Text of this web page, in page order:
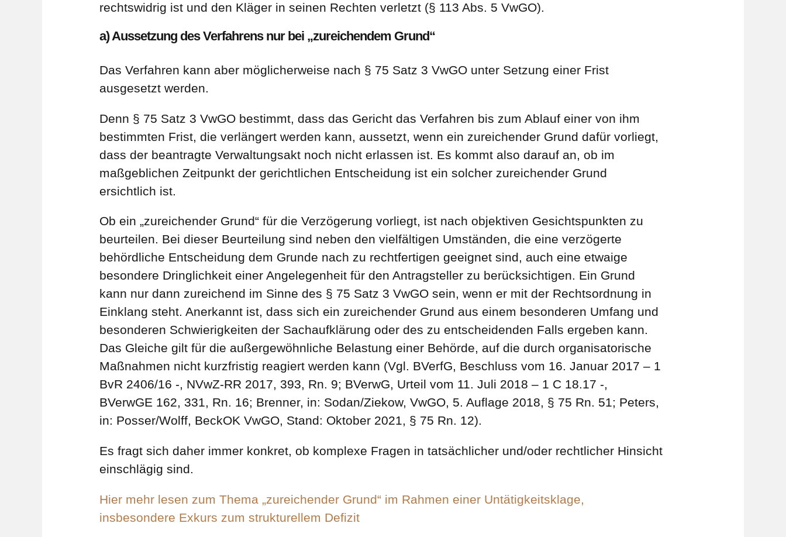
rechtswidrig ist und den Kläger in seinen Rechten verletzt (§ 113 Abs. 5 VwGO).
a) Aussetzung des Verfahrens nur bei „zureichendem Grund“
Das Verfahren kann aber möglicherweise nach § 75 Satz 3 VwGO unter Setzung einer Frist
ausgesetzt werden.
Denn § 75 Satz 3 VwGO bestimmt, dass das Gericht das Verfahren bis zum Ablauf einer von ihm
bestimmten Frist, die verlängert werden kann, aussetzt, wenn ein zureichender Grund dafür vorliegt,
dass der beantragte Verwaltungsakt noch nicht erlassen ist. Es kommt also darauf an, ob im
maßgeblichen Zeitpunkt der gerichtlichen Entscheidung ist ein solcher zureichender Grund
ersichtlich ist.
Ob ein „zureichender Grund“ für die Verzögerung vorliegt, ist nach objektiven Gesichtspunkten zu
beurteilen. Bei dieser Beurteilung sind neben den vielfältigen Umständen, die eine verzögerte
behördliche Entscheidung dem Grunde nach zu rechtfertigen geeignet sind, auch eine etwaige
besondere Dringlichkeit einer Angelegenheit für den Antragsteller zu berücksichtigen. Ein Grund
kann nur dann zureichend im Sinne des § 75 Satz 3 VwGO sein, wenn er mit der Rechtsordnung in
Einklang steht. Anerkannt ist, dass sich ein zureichender Grund aus einem besonderen Umfang und
besonderen Schwierigkeiten der Sachaufklärung oder des zu entscheidenden Falls ergeben kann.
Das Gleiche gilt für die außergewöhnliche Belastung einer Behörde, auf die durch organisatorische
Maßnahmen nicht kurzfristig reagiert werden kann (Vgl. BVerfG, Beschluss vom 16. Januar 2017 – 1
BvR 2406/16 ‑, NVwZ-RR 2017, 393, Rn. 9; BVerwG, Urteil vom 11. Juli 2018 – 1 C 18.17 -,
BVerwGE 162, 331, Rn. 16; Brenner, in: Sodan/Ziekow, VwGO, 5. Auflage 2018, § 75 Rn. 51; Peters,
in: Posser/Wolff, BeckOK VwGO, Stand: Oktober 2021, § 75 Rn. 12).
Es fragt sich daher immer konkret, ob komplexe Fragen in tatsächlicher und/oder rechtlicher Hinsicht
einschlägig sind.
Hier mehr lesen zum Thema „zureichender Grund“ im Rahmen einer Untätigkeitsklage,
insbesondere Exkurs zum strukturellem Defizit